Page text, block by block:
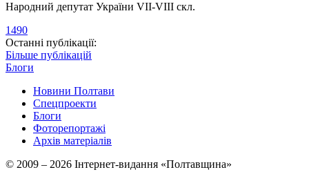
Народний депутат України VII-VIII скл.
1490
Останні публікації:
Більше публікацій
Блоги
Новини Полтави
Спецпроекти
Блоги
Фоторепортажі
Архів матеріалів
© 2009 – 2026 Інтернет-видання «Полтавщина»